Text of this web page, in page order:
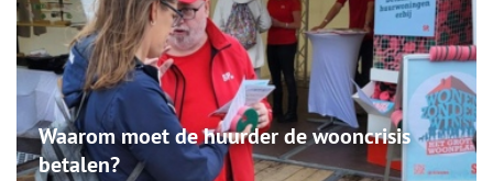
Waarom moet de huurder de wooncrisis
betalen?